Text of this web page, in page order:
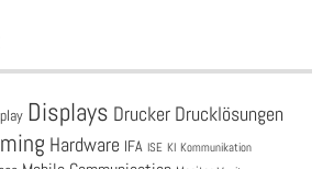
Displays Drucker Drucklösungen
Hardware IFA ISE KI Kommunikation